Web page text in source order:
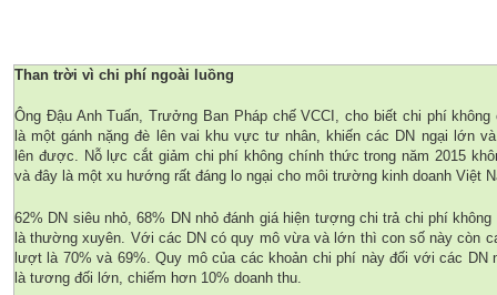
Than trời vì chi phí ngoài luồng
Ông Đậu Anh Tuấn, Trưởng Ban Pháp chế VCCI, cho biết chi phí
là một gánh nặng đè lên vai khu vực tư nhân, khiến các DN ngại lớn
lên được. Nỗ lực cắt giảm chi phí không chính thức trong năm 2015
và đây là một xu hướng rất đáng lo ngại cho môi trường kinh doanh Việt
62% DN siêu nhỏ, 68% DN nhỏ đánh giá hiện tượng chi trả chi phí
là thường xuyên. Với các DN có quy mô vừa và lớn thì con số này còn
lượt là 70% và 69%. Quy mô của các khoản chi phí này đối với các DN
là tương đối lớn, chiếm hơn 10% doanh thu.